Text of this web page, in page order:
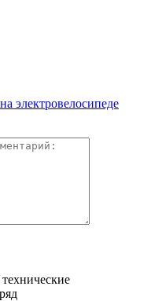
электровелосипеде